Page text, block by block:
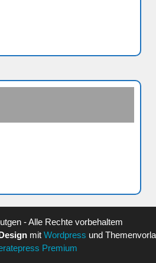
- Alle Rechte vorbehaltem
mit Wordpress und
Premium